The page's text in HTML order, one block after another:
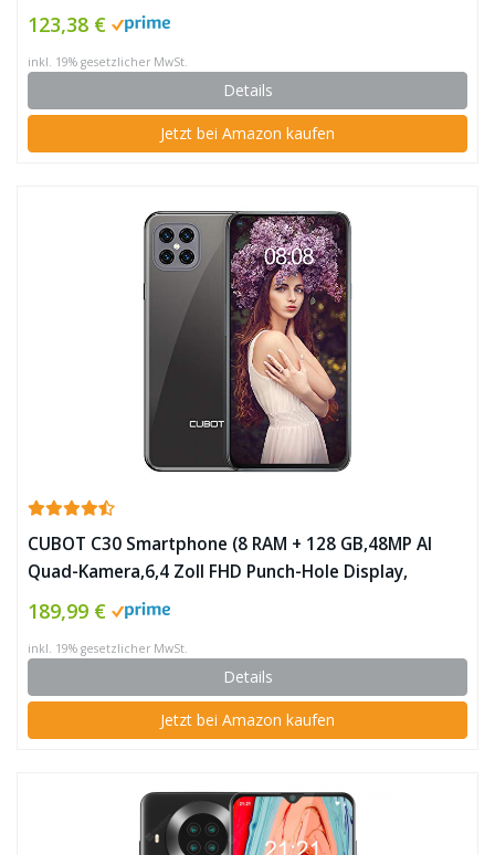
4GB+64GB/256GB Erweiterbar, 8000mAh Akku Dual
SIM Handy, IP68 Wasserdicht Stoßfest NFC/Face
ID/OTG/GPS ✪
123,38 €
inkl. 19% gesetzlicher MwSt.
Details
Jetzt bei Amazon kaufen
CUBOT C30 Smartphone (8 RAM + 128 GB,48MP AI
Quad-Kamera,6,4 Zoll FHD Punch-Hole Display,
4200mAh Akku, Globales 4G LTE Dual SIM Handy
Android 10.0 NFC Face ID Fingerabdruck) ✪
189,99 €
inkl. 19% gesetzlicher MwSt.
Details
Jetzt bei Amazon kaufen